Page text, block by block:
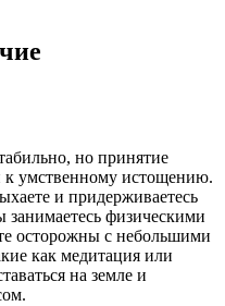
но принятие
умственному истощению.
и придерживаетесь
физическими
осторожны с небольшими
как медитация или
на земле и